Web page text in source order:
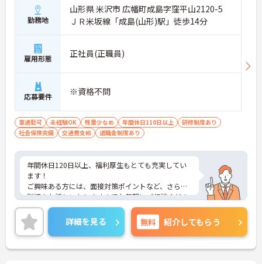
勤務地
山形県 米沢市 広幡町成島字窪平山2120-5
ＪＲ米坂線「成島(山形)駅」徒歩14分
雇用形態 正社員(正職員)
応募要件 ※資格不問
車通勤可 未経験OK 残業少なめ 年間休日110日以上
研修制度あり
社会保険完備
交通費支給 退職金制度あり
年間休日120日以上、福利厚生もとても充実してい
ます！
ご興味ある方には、面接対策ポイントなど、さらに
詳細をお話しいたしますのでお気軽にご相談くださ
い！
詳細を見る 無料 紹介してもらう